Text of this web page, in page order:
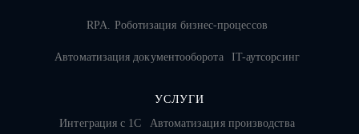
RPA. Роботизация бизнес-процессов
Автоматизация документооборота IT-аутсорсинг
УСЛУГИ
Интеграция с 1С
Автоматизация производства